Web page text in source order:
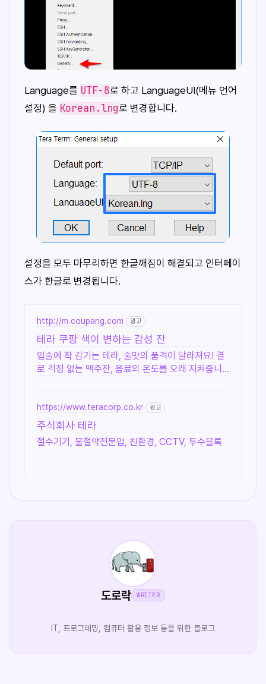
Language를 UTF-8로 하고 LanguageUI(메뉴 언어
설정) 을 Korean.lng로 변경합니다.
설정을 모두 마무리하면 한글깨짐이 해결되고 인터페이
스가 한글로 변경됩니다.
http://m.coupang.com 광고
테라 쿠팡 색이 변하는 감성 잔
입술에 착 감기는 테라, 술맛의 품격이 달라져요! 결
로 걱정 없는 맥주잔, 음료의 온도를 오래 지켜줍니
https://www.teracorp.co.kr 광고
주식회사 테라
절수기기, 물절약전문업, 친환경, CCTV, 투수블록
도로락 WRITER
IT, 프로그래밍, 컴퓨터 활용 정보 등을 위한 블로그